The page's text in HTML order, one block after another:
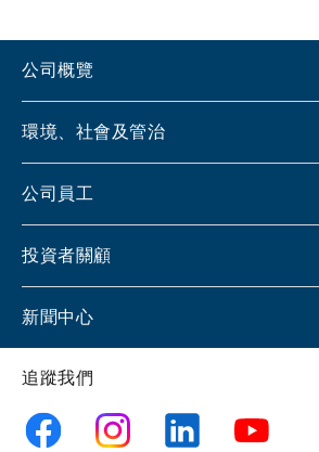
公司概覽
環境、社會及管治
公司員工
投資者關顧
新聞中心
追蹤我們